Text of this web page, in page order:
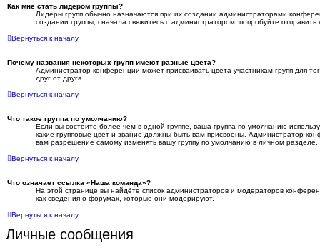
Как мне стать лидером группы?
Лидеры групп обычно назначаются при их создании администраторами
создании группы, сначала свяжитесь с администратором; попробуйте
Вернуться к началу
Почему названия некоторых групп имеют разные цвета?
Администратор конференции может присваивать цвета участникам групп для
друг от друга.
Вернуться к началу
Что такое группа по умолчанию?
Если вы состоите более чем в одной группе, ваша группа по умолчанию
какие групповые цвет и звание должны быть вам присвоены. Администратор
вам разрешение самому изменять вашу группу по умолчанию в личном разделе.
Вернуться к началу
Что означает ссылка «Наша команда»?
На этой странице вы найдёте список администраторов и модераторов
как сведения о форумах, которые они модерируют.
Вернуться к началу
Личные сообщения